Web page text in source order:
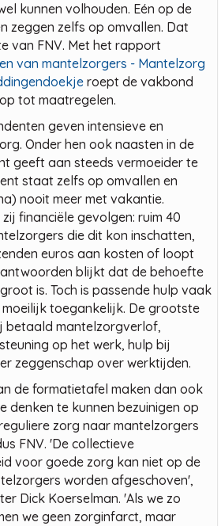
kunnen volhouden. Eén op de
zeggen zelfs op omvallen. Dat
van FNV. Met het rapport
van mantelzorgers - Mantelzorg
roept de vakbond
tot maatregelen.
geven intensieve en
Onder hen ook naasten in de
geeft aan steeds vermoeider te
staat zelfs op omvallen en
nooit meer met vakantie.
financiële gevolgen: ruim 40
die dit kon inschatten,
euros aan kosten of loopt
antwoorden blijkt dat de behoefte
is. Toch is passende hulp vaak
toegankelijk. De grootste
betaald mantelzorgverlof,
op het werk, hulp bij
zeggenschap over werktijden.
de formatietafel maken dan ook
denken te kunnen bezuinigen op
zorg naar mantelzorgers
FNV. 'De collectieve
voor goede zorg kan niet op de
worden afgeschoven',
Dick Koerselman. 'Als we zo
we geen zorginfarct, maar